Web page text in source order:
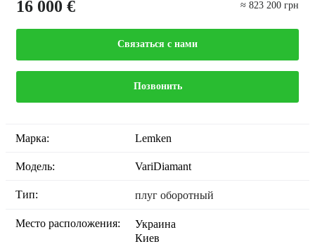
16 000 € ≈ 823 200 грн
Связаться с нами
Позвонить
Марка: Lemken
Модель: VariDiamant
Тип: плуг оборотный
Место расположения:
Украина
Киев